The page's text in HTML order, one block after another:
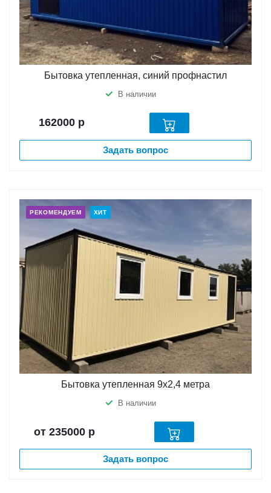
Бытовка утепленная, синий профнастил
В наличии
162000 р
Задать вопрос
РЕКОМЕНДУЕМ ХИТ
Бытовка утепленная 9х2,4 метра
В наличии
от 235000 р
Задать вопрос